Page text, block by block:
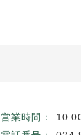
営業時間：